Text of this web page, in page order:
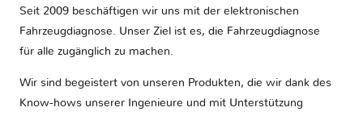
Seit 2009 beschäftigen wir uns mit der elektronischen
Fahrzeugdiagnose. Unser Ziel ist es, die Fahrzeugdiagnose
für alle zugänglich zu machen.
Wir sind begeistert von unseren Produkten, die wir dank des
Know-hows unserer Ingenieure und mit Unterstützung